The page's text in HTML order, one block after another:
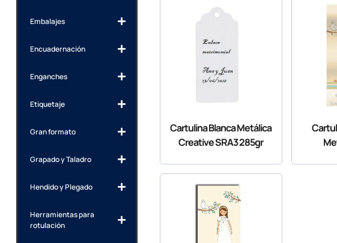
Embalajes
Encuadernación
Enganches
Etiquetaje
Gran formato
Grapado y Taladro
Hendido y Plegado
Herramientas para
rotulación
Cartulina Blanca Metálica
Creative SRA3 285gr